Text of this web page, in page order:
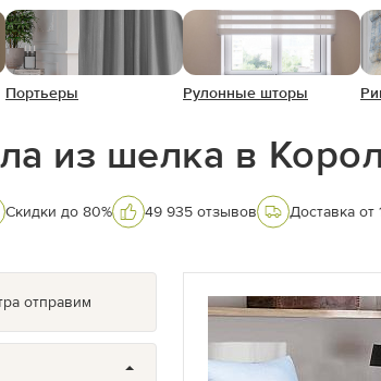
Портьеры Рулонные шторы
из шелка в
Скидки до 80% 49 935 отзывов Доставка от
отправим